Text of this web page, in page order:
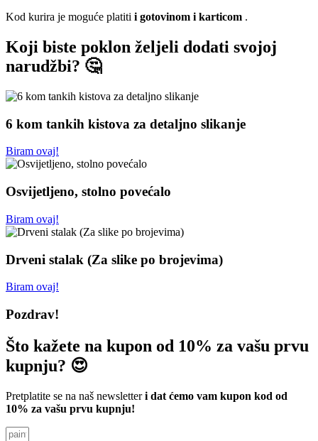
Kod kurira je moguće platiti i gotovinom i karticom .
Koji biste poklon željeli dodati svojoj
narudžbi? 🤔
6 kom tankih kistova za detaljno slikanje
Biram ovaj!
Osvijetljeno, stolno povećalo
Biram ovaj!
Drveni stalak (Za slike po brojevima)
Biram ovaj!
Pozdrav!
Što kažete na kupon od 10% za vašu prvu
kupnju? 😍
Pretplatite se na naš newsletteri dat ćemo vam kupon kod od
10% za vašu prvu kupnju!